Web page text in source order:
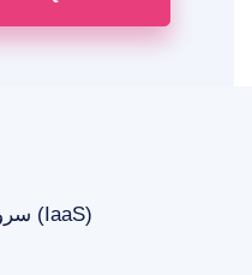
سرور مجازی در فضای ابری (IaaS)